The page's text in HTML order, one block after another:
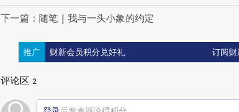
下一篇：随笔｜我与一头小象的约定
推广 财新会员积分兑好礼 订阅
评论区 2